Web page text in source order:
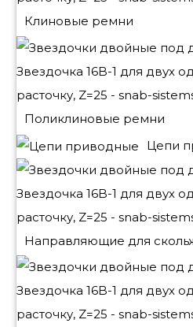
Клиновые ремни
Поликлиновые ремни
Цепи
Направляющие для